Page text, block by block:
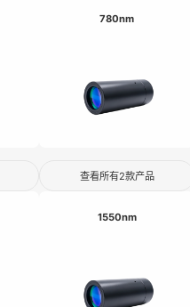
780nm
查看所有2款产品
1550nm